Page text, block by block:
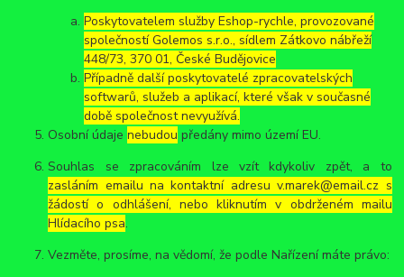
Poskytovatelem služby Eshop-rychle, provozované
společností Golemos s.r.o., sídlem Zátkovo nábřeží
448/73, 370 01, České Budějovice
Případně další poskytovatelé zpracovatelských
softwarů, služeb a aplikací, které však v současné
době společnost nevyužívá.
Osobní údajenebudou předány mimo území EU.
Souhlas se zpracováním lze vzít kdykoliv zpět, a to
zasláním emailu na kontaktní adresu v.marek@email.cz s
žádostí o odhlášení, nebo kliknutím v obdrženém mailu
Hlídacího psa.
Vezměte, prosíme, na vědomí, že podle Nařízení máte právo: